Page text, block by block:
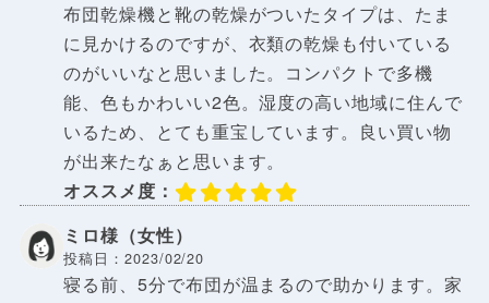
布団乾燥機と靴の乾燥がついたタイプは、たま
に見かけるのですが、衣類の乾燥も付いている
のがいいなと思いました。コンパクトで多機
能、色もかわいい2色。湿度の高い地域に住んで
いるため、とても重宝しています。良い買い物
が出来たなぁと思います。
オススメ度：
ミロ様（女性）
投稿日：2023/02/20
寝る前、5分で布団が温まるので助かります。家